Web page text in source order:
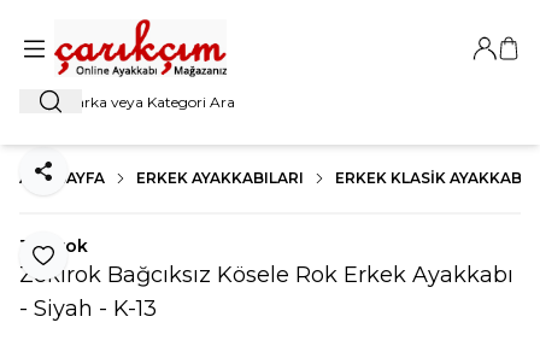
Ara
Giriş
ANA SAYFA ERKEK AYAKKABILARI ERKEK KLASIK AYAKKABI
Favoriye Ekle
Paylaş
Zekirok
Zekirok Bağcıksız Kösele Rok Erkek Ayakkabı
- Siyah - K-13